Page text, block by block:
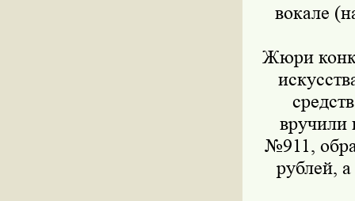
вокале
Жюри
вручили
№911,
рублей,